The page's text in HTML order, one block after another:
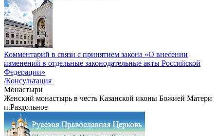
Комментарий в связи с принятием закона «О внесении
изменений в отдельные законодательные акты Российской
Федерации»
/Консультация
Монастыри
Женский монастырь в честь Казанской иконы Божией Матери
п.Раздольное